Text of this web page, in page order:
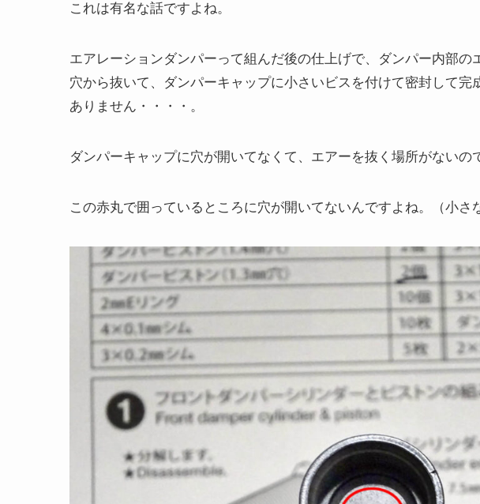
これは有名な話ですよね。
エアレーションダンパーって組んだ後の仕上げで、ダンパー内部
穴から抜いて、ダンパーキャップに小さいビスを付けて密封して
ありません・・・・。
ダンパーキャップに穴が開いてなくて、エアーを抜く場所がないの
この赤丸で囲っているところに穴が開いてないんですよね。（小さ